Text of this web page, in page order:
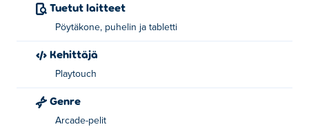
Tuetut laitteet
Pöytäkone, puhelin ja tabletti
Kehittäjä
Playtouch
Genre
Arcade-pelit